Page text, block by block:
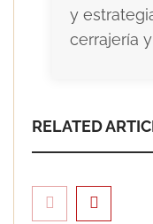
y
cerrajería
RELATED